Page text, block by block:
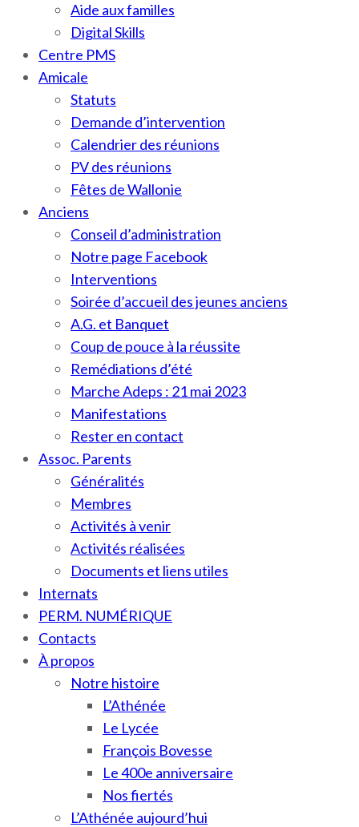
Aide aux familles
Digital Skills
Centre PMS
Amicale
Statuts
Demande d’intervention
Calendrier des réunions
PV des réunions
Fêtes de Wallonie
Anciens
Conseil d’administration
Notre page Facebook
Interventions
Soirée d’accueil des jeunes anciens
A.G. et Banquet
Coup de pouce à la réussite
Remédiations d’été
Marche Adeps : 21 mai 2023
Manifestations
Rester en contact
Assoc. Parents
Généralités
Membres
Activités à venir
Activités réalisées
Documents et liens utiles
Internats
PERM. NUMÉRIQUE
Contacts
À propos
Notre histoire
L’Athénée
Le Lycée
François Bovesse
Le 400e anniversaire
Nos fiertés
L’Athénée aujourd’hui